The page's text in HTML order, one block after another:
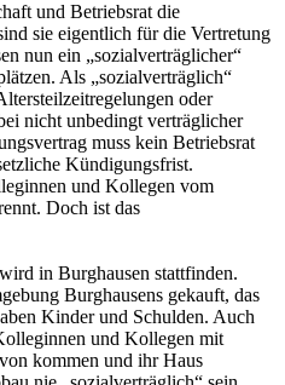
und Betriebsrat die
sie eigentlich für die Vertretung
nun ein „sozialverträglicher“
Als „sozialverträglich“
oder
nicht unbedingt verträglicher
muss kein Betriebsrat
Kündigungsfrist.
und Kollegen vom
Doch ist das
in Burghausen stattfinden.
Burghausens gekauft, das
Kinder und Schulden. Auch
und Kollegen mit
kommen und ihr Haus